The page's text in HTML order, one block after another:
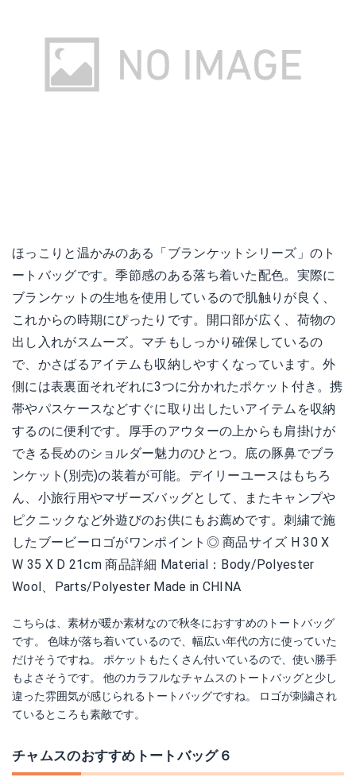
ほっこりと温かみのある「ブランケットシリーズ」のト
ートバッグです。季節感のある落ち着いた配色。実際に
ブランケットの生地を使用しているので肌触りが良く、
これからの時期にぴったりです。開口部が広く、荷物の
出し入れがスムーズ。マチもしっかり確保しているの
で、かさばるアイテムも収納しやすくなっています。外
側には表裏面それぞれに3つに分かれたポケット付き。携
帯やパスケースなどすぐに取り出したいアイテムを収納
するのに便利です。厚手のアウターの上からも肩掛けが
できる長めのショルダー魅力のひとつ。底の豚鼻でブラ
ンケット(別売)の装着が可能。デイリーユースはもちろ
ん、小旅行用やマザーズバッグとして、またキャンプや
ピクニックなど外遊びのお供にもお薦めです。刺繍で施
したブービーロゴがワンポイント◎ 商品サイズ H 30 X
W 35 X D 21cm 商品詳細 Material：Body/Polyester
Wool、Parts/Polyester Made in CHINA
こちらは、素材が暖か素材なので秋冬におすすめのトートバッグ
です。 色味が落ち着いているので、幅広い年代の方に使っていた
だけそうですね。 ポケットもたくさん付いているので、使い勝手
もよさそうです。 他のカラフルなチャムスのトートバッグと少し
違った雰囲気が感じられるトートバッグですね。 ロゴが刺繍され
ているところも素敵です。
チャムスのおすすめトートバッグ６